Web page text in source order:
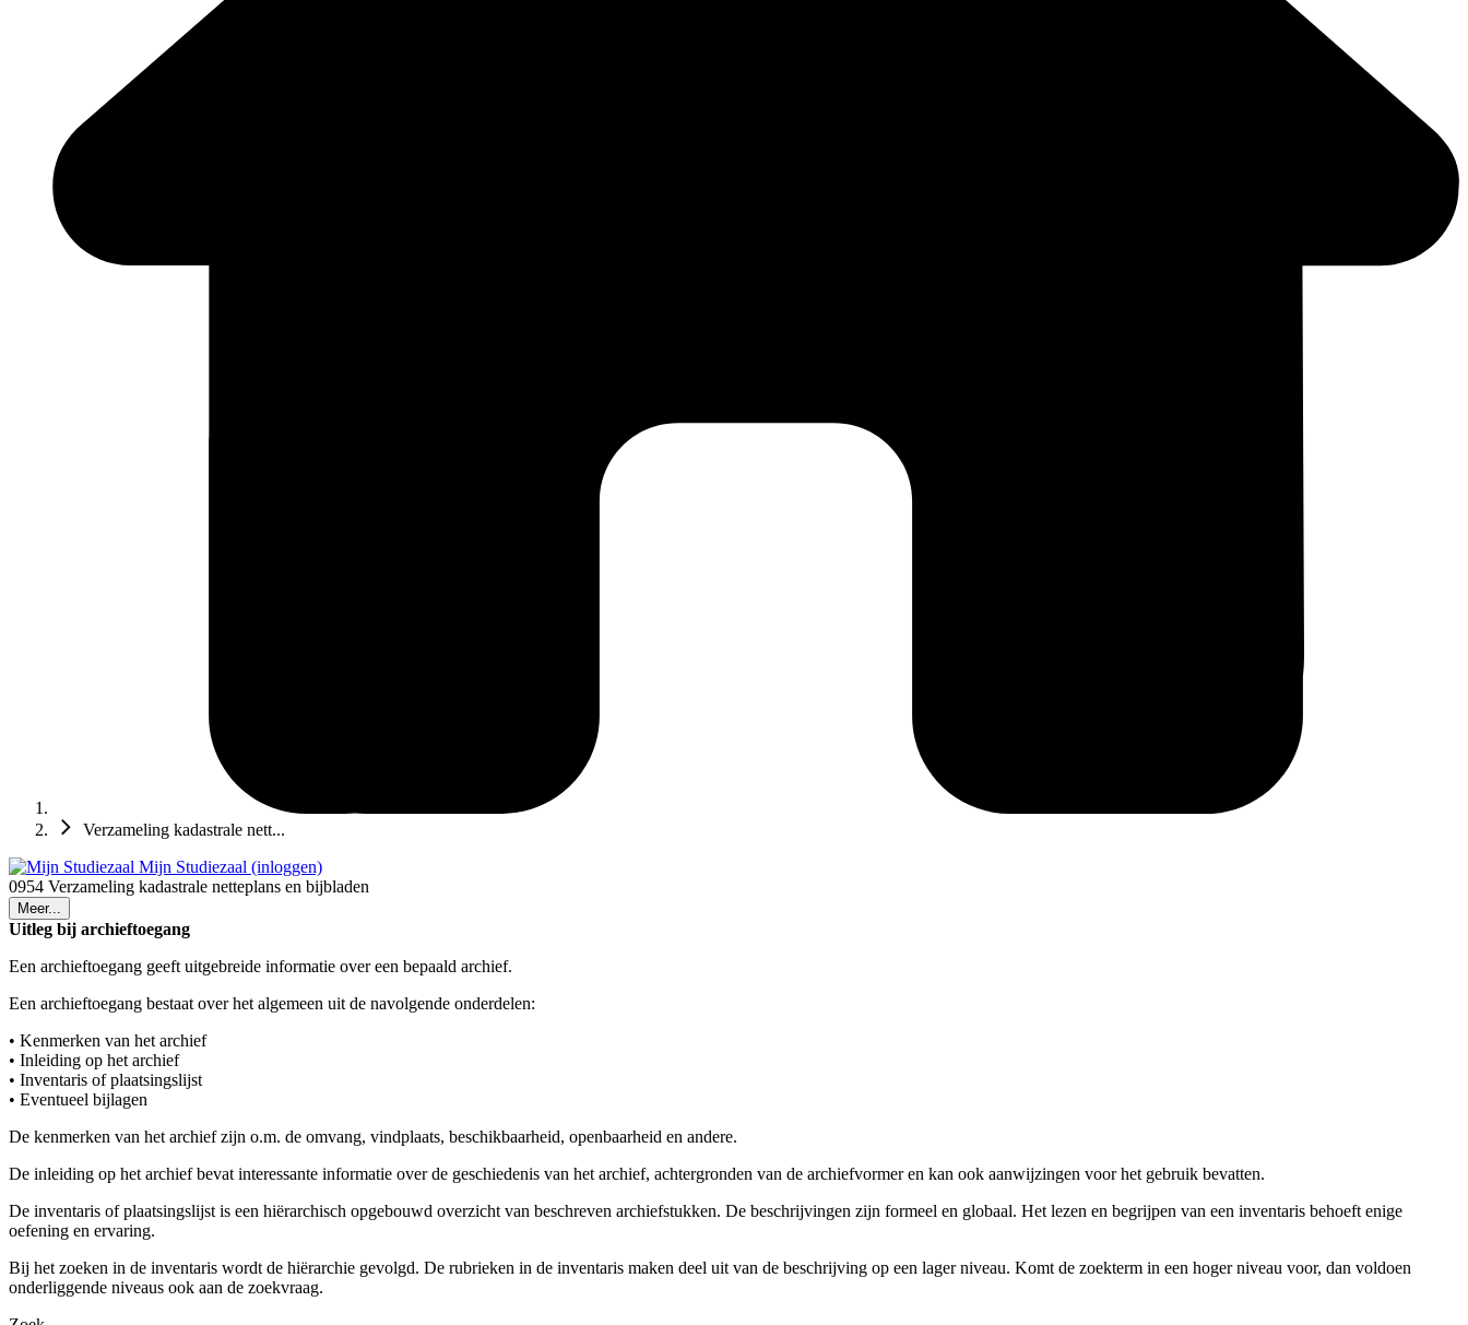
Verzameling kadastrale nett...
Mijn Studiezaal (inloggen)
0954 Verzameling kadastrale netteplans en bijbladen
Meer...
Uitleg bij archieftoegang
Een archieftoegang geeft uitgebreide informatie over een bepaald archief.
Een archieftoegang bestaat over het algemeen uit de navolgende onderdelen:
• Kenmerken van het archief
• Inleiding op het archief
• Inventaris of plaatsingslijst
• Eventueel bijlagen
De kenmerken van het archief zijn o.m. de omvang, vindplaats, beschikbaarheid, openbaarheid en andere.
De inleiding op het archief bevat interessante informatie over de geschiedenis van het archief, achtergronden van de archiefvormer en kan ook aanwijzingen voor het gebruik bevatten.
De inventaris of plaatsingslijst is een hiërarchisch opgebouwd overzicht van beschreven archiefstukken. De beschrijvingen zijn formeel en globaal. Het lezen en begrijpen van een inventaris behoeft enige
oefening en ervaring.
Bij het zoeken in de inventaris wordt de hiërarchie gevolgd. De rubrieken in de inventaris maken deel uit van de beschrijving op een lager niveau. Komt de zoekterm in een hoger niveau voor, dan voldoen
onderliggende niveaus ook aan de zoekvraag.